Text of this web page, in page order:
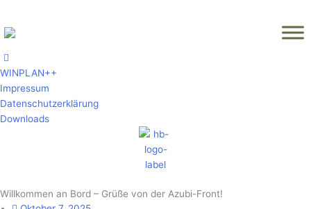
springen
WINPLAN++
Impressum
Datenschutzerklärung
Downloads
Willkommen an Bord – Grüße von der Azubi-Front!